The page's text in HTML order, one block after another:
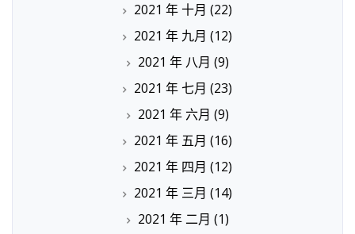
2021 年 十月 (22)
2021 年 九月 (12)
2021 年 八月 (9)
2021 年 七月 (23)
2021 年 六月 (9)
2021 年 五月 (16)
2021 年 四月 (12)
2021 年 三月 (14)
2021 年 二月 (1)